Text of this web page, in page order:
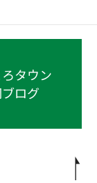
タウン
ログ